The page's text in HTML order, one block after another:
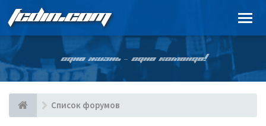
FCDIN.COM
ОДНА ЖИЗНЬ – ОДНА КОМАНДА!
Список форумов